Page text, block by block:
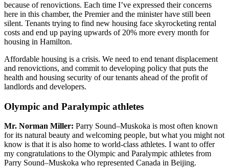
because of renovictions. Each time I’ve expressed their concerns
here in this chamber, the Premier and the minister have still been
silent. Tenants trying to find new housing face skyrocketing rental
costs and end up paying upwards of 20% more every month for
housing in Hamilton.
Affordable housing is a crisis. We need to end tenant displacement
and renovictions, and commit to developing policy that puts the
health and housing security of our tenants ahead of the profit of
landlords and developers.
Olympic and Paralympic athletes
Mr. Norman Miller: Parry Sound–Muskoka is most often known
for its natural beauty and welcoming people, but what you might not
know is that it is also home to world-class athletes. I want to offer
my congratulations to the Olympic and Paralympic athletes from
Parry Sound–Muskoka who represented Canada in Beijing.